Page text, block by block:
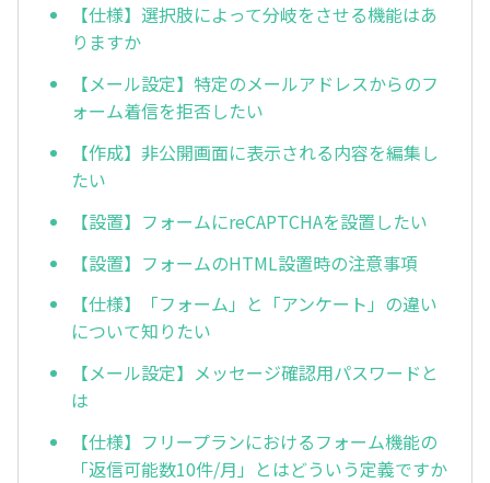
【仕様】選択肢によって分岐をさせる機能はあ
りますか
【メール設定】特定のメールアドレスからのフ
ォーム着信を拒否したい
【作成】非公開画面に表示される内容を編集し
たい
【設置】フォームにreCAPTCHAを設置したい
【設置】フォームのHTML設置時の注意事項
【仕様】「フォーム」と「アンケート」の違い
について知りたい
【メール設定】メッセージ確認用パスワードと
は
【仕様】フリープランにおけるフォーム機能の
「返信可能数10件/月」とはどういう定義ですか